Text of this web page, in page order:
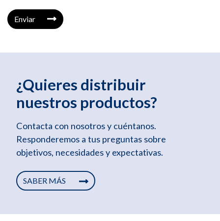
Enviar
¿Quieres distribuir
nuestros productos?
Contacta con nosotros y cuéntanos.
Responderemos a tus preguntas sobre
objetivos, necesidades y expectativas.
SABER MÁS